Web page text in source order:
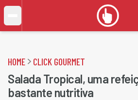
HOME CLICK GOURMET
Salada Tropical, uma
bastante nutritiva